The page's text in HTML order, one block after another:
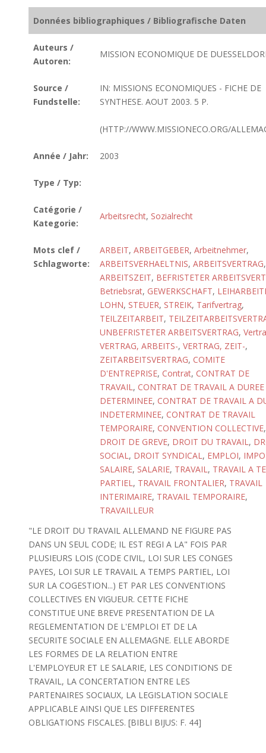
Données bibliographiques / Bibliografische Daten
Auteurs /
Autoren:
MISSION ECONOMIQUE DE
Source /
Fundstelle:
IN: MISSIONS ECONOMIQUES - FICHE DE
SYNTHESE. AOUT 2003. 5 P.
(HTTP://WWW.MISSIONECO.ORG/
Année / Jahr: 2003
Type / Typ:
Catégorie /
Kategorie:
Arbeitsrecht, Sozialrecht
Mots clef /
Schlagworte:
ARBEIT, ARBEITGEBER, Arbeitnehmer,
ARBEITSVERHAELTNIS, ARBEITSVERTRAG,
ARBEITSZEIT, BEFRISTETER
Betriebsrat, GEWERKSCHAFT,
LOHN, STEUER, STREIK, Tarifvertrag,
TEILZEITARBEIT,
UNBEFRISTETER ARBEITSVERTRAG,
VERTRAG, ARBEITS-, VERTRAG, ZEIT-,
ZEITARBEITSVERTRAG, COMITE
D'ENTREPRISE, Contrat, CONTRAT DE
TRAVAIL, CONTRAT DE TRAVAIL A DUREE
DETERMINEE, CONTRAT DE TRAVAIL A
INDETERMINEE, CONTRAT DE TRAVAIL
TEMPORAIRE, CONVENTION COLLECTIVE,
DROIT DE GREVE, DROIT DU TRAVAIL,
SOCIAL, DROIT SYNDICAL, EMPLOI,
SALAIRE, SALARIE, TRAVAIL, TRAVAIL A
PARTIEL, TRAVAIL FRONTALIER, TRAVAIL
INTERIMAIRE, TRAVAIL TEMPORAIRE,
TRAVAILLEUR
"LE DROIT DU TRAVAIL ALLEMAND NE FIGURE PAS
DANS UN SEUL CODE; IL EST REGI A LA" FOIS PAR
PLUSIEURS LOIS (CODE CIVIL, LOI SUR LES CONGES
PAYES, LOI SUR LE TRAVAIL A TEMPS PARTIEL, LOI
SUR LA COGESTION...) ET PAR LES CONVENTIONS
COLLECTIVES EN VIGUEUR. CETTE FICHE
CONSTITUE UNE BREVE PRESENTATION DE LA
REGLEMENTATION DE L'EMPLOI ET DE LA
SECURITE SOCIALE EN ALLEMAGNE. ELLE ABORDE
LES FORMES DE LA RELATION ENTRE
L'EMPLOYEUR ET LE SALARIE, LES CONDITIONS DE
TRAVAIL, LA CONCERTATION ENTRE LES
PARTENAIRES SOCIAUX, LA LEGISLATION SOCIALE
APPLICABLE AINSI QUE LES DIFFERENTES
OBLIGATIONS FISCALES. [BIBLI BIJUS: F. 44]